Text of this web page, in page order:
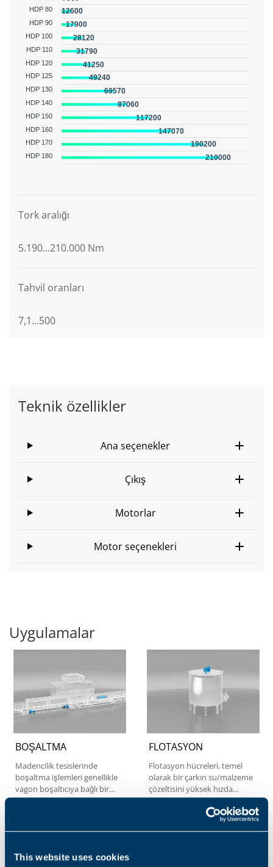
This website uses cookies
HDP 80
HDP 90
HDP 100
HDP 110
HDP 120
HDP 125
HDP 130
HDP 140
HDP 150
HDP 160
HDP 170
HDP 180
12600
17900
28120
31790
41250
49240
69570
87060
117200
147070
190200
210000
Tork aralığı
5.190...210.000 Nm
Tahvil oranları
7,1...500
Teknik özellikler
Ana seçenekler
Çıkış
Motorlar
Motor seçenekleri
Uygulamalar
BOŞALTMA
Madencilik tesislerinde
boşaltma işlemleri genellikle
vagon boşaltıcıya bağlı bir
tren konumlandırıcı...
FLOTASYON
Flotasyon hücreleri, temel
olarak bir çarkın su/malzeme
çözeltisini yüksek hızda
döndürdüğü...
1234